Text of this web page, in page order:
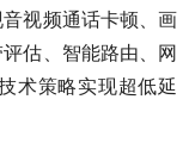
视频通话卡顿、画
估、智能路由、网
术策略实现超低延